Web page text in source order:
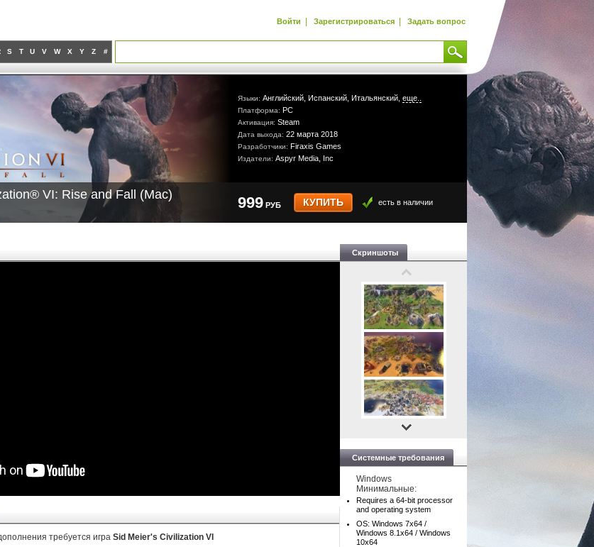
Войти | Зарегистрироваться | Задать вопрос
S T U V W X Y Z #
Языки: Английский, Испанский, Итальянский, еще..
Платформа: PC
Активация: Steam
Дата выхода: 22 марта 2018
Разработчики: Firaxis Games
Издатели: Aspyr Media, Inc
VI: Rise and Fall (Mac) 999 РУБ КУПИТЬ есть в наличии
требуется игра Sid Meier's Civilization VI
Скриншоты
Системные требования
Windows
Минимальные:
Requires a 64-bit processor
and operating system
OS: Windows 7x64 /
Windows 8.1x64 / Windows
10x64